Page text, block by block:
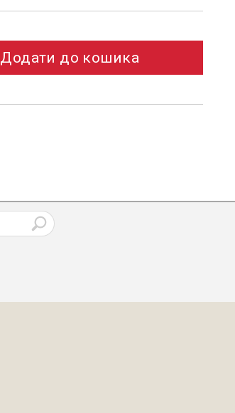
Додати до кошика